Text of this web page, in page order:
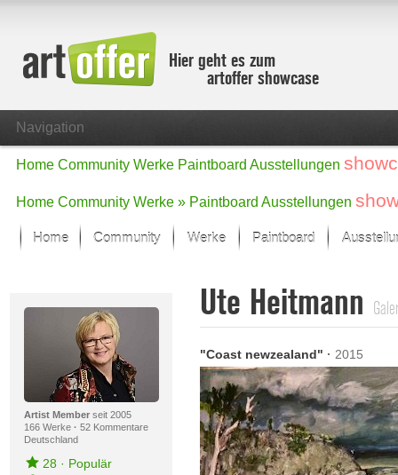
Hier geht es zum
artoffer showcase
Navigation
Home Community Werke Paintboard Ausstellungen
Home Community Werke » Paintboard Ausstellungen
Home Community Werke
Der letzte Monat im Fokus
Alle Fokus-Werke
Fokus-Werke
Neue Werke – Auswahl
Alle neuen Werke
Paintboard
Artist Memberseit 2005
166 Werke · 52 Kommentare
Deutschland
28· Populär
Ute Heitmann
"Coast newzealand" · 2015